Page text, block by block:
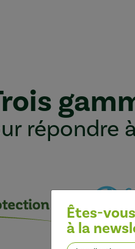
répondre
Êtes-
à la